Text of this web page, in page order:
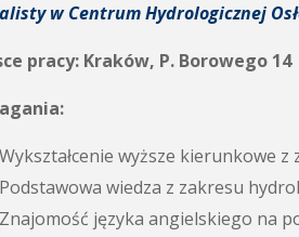
w Centrum Hydrologicznej
pracy: Kraków, P. Borowego 14
Wykształcenie wyższe kierunkowe
Podstawowa wiedza z zakresu
Znajomość języka angielskiego na